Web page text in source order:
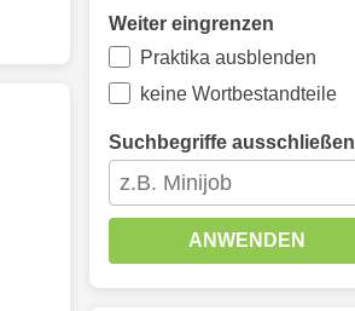
Weiter eingrenzen
Praktika ausblenden
keine Wortbestandteile
Suchbegriffe ausschließen
ANWENDEN